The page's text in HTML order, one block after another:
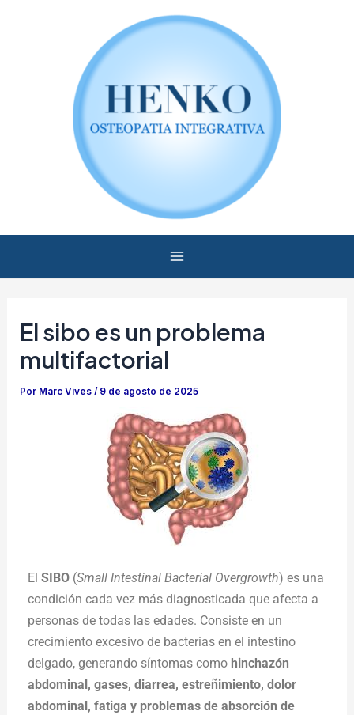
Main
El sibo es un problema
multifactorial
Por Marc Vives/ 9 de agosto de 2025
ElSIBO (Small Intestinal Bacterial Overgrowth) es una
condición cada vez más diagnosticada que afecta a
personas de todas las edades. Consiste en un
crecimiento excesivo de bacterias en el intestino
delgado, generando síntomas como hinchazón
abdominal, gases, diarrea, estreñimiento, dolor
abdominal, fatiga y problemas de absorción de